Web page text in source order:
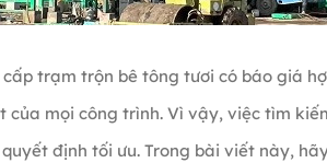
trạm trộn bê tông tươi có báo giá
mọi công trình. Vì vậy, việc tìm
định tối ưu. Trong bài viết này,